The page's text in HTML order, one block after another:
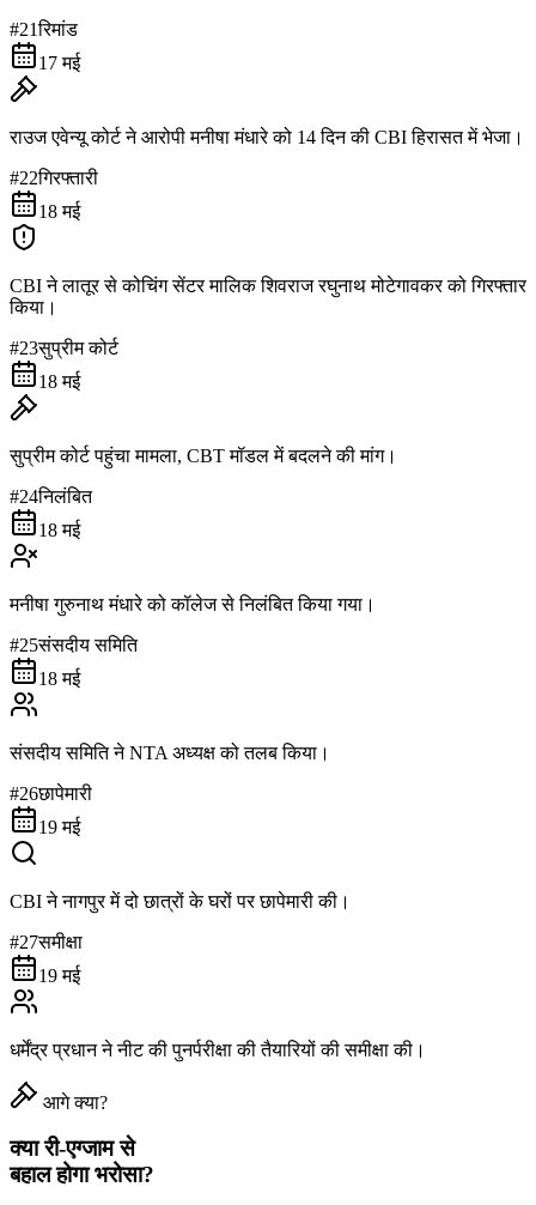
#21रिमांड
17 मई
राउज एवेन्यू कोर्ट ने आरोपी मनीषा मंधारे को 14 दिन की CBI हिरासत में भेजा।
#22गिरफ्तारी
18 मई
CBI ने लातूर से कोचिंग सेंटर मालिक शिवराज रघुनाथ मोटेगावकर को गिरफ्तार
किया।
#23सुप्रीम कोर्ट
18 मई
सुप्रीम कोर्ट पहुंचा मामला, CBT मॉडल में बदलने की मांग।
#24निलंबित
18 मई
मनीषा गुरुनाथ मंधारे को कॉलेज से निलंबित किया गया।
#25संसदीय समिति
18 मई
संसदीय समिति ने NTA अध्यक्ष को तलब किया।
#26छापेमारी
19 मई
CBI ने नागपुर में दो छात्रों के घरों पर छापेमारी की।
#27समीक्षा
19 मई
धर्मेंद्र प्रधान ने नीट की पुनर्परीक्षा की तैयारियों की समीक्षा की।
आगे क्या?
क्या री-एग्जाम से
बहाल होगा भरोसा?